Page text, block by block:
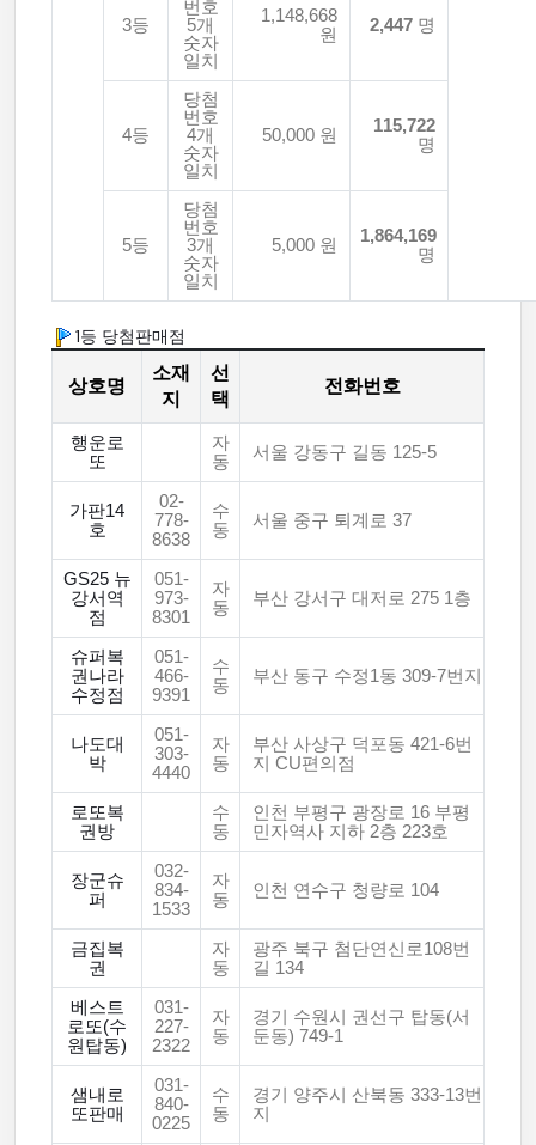
3등
번호
5개
숫자
일치
1,148,668
원
2,447 명
4등
당첨
번호
4개
숫자
일치
50,000 원
115,722
명
5등
당첨
번호
3개
숫자
일치
5,000 원
1,864,169
명
1등 당첨판매점
상호명
소재
지
선
택
전화번호
행운로
또
자
동
서울 강동구 길동 125-5
가판14
호
02-
778-
8638
수
동
서울 중구 퇴계로 37
GS25 뉴
강서역
점
051-
973-
8301
자
동
부산 강서구 대저로 275 1층
슈퍼복
권나라
수정점
051-
466-
9391
수
동
부산 동구 수정1동 309-7번지
나도대
박
051-
303-
4440
자
동
부산 사상구 덕포동 421-6번
지 CU편의점
로또복
권방
수
동
인천 부평구 광장로 16 부평
민자역사 지하 2층 223호
장군슈
퍼
032-
834-
1533
자
동
인천 연수구 청량로 104
금집복
권
자
동
광주 북구 첨단연신로108번
길 134
베스트
로또(수
원탑동)
031-
227-
2322
자
동
경기 수원시 권선구 탑동(서
둔동) 749-1
샘내로
또판매
031-
840-
0225
수
동
경기 양주시 산북동 333-13번
지